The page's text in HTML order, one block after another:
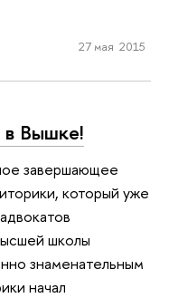
27 мая 2015
в Вышке!
завершающее
который уже
школы
знаменательным
начал